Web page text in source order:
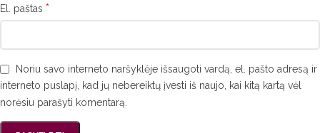
El. paštas *
Noriu savo interneto naršyklėje išsaugoti vardą, el. pašto adresą ir
interneto puslapį, kad jų nebereiktų įvesti iš naujo, kai kitą kartą vėl
norėsiu parašyti komentarą.